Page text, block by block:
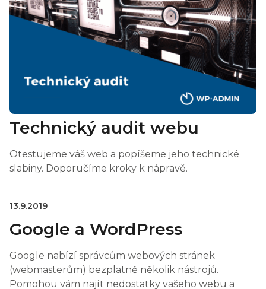
Technický audit webu
Otestujeme váš web a popíšeme jeho technické
slabiny. Doporučíme kroky k nápravě.
13.9.2019
Google a WordPress
Google nabízí správcům webových stránek
(webmasterům) bezplatně několik nástrojů.
Pomohou vám najít nedostatky vašeho webu a